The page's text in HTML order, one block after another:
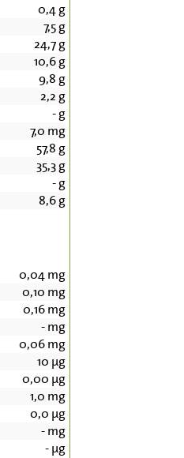
0,4g
7,5g
24,7g
10,6g
9,8 g
2,2 g
-g
7,0 mg
57,8 g
35,3g
-g
8,6g
0,04mg
0,10 mg
0,16mg
-mg
0,06mg
10 µg
0,00 µg
1,0 mg
0,0 µg
-mg
-µg